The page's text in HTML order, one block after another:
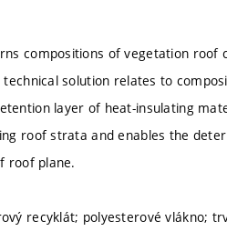
compositions of vegetation
technical solution relates to
layer of heat-insulating
roof strata and enables the
roof plane.
recyklát; polyesterové vlákno;